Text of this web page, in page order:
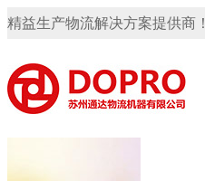
精益生产物流解决方案提供商！